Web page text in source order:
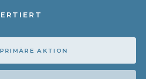
PRIMÄRE AKTION